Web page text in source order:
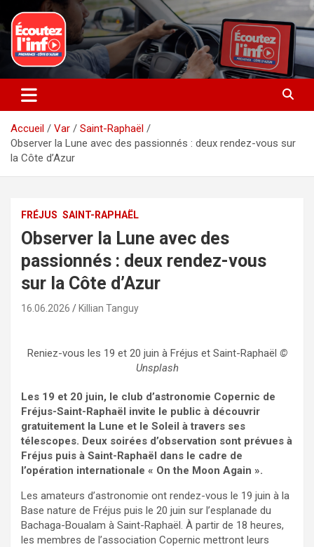
au
contenu
Ecoutez l’info
La radio du quotidien
Accueil Var
Saint-Raphaël
Observer la Lune avec des passionnés : deux rendez-vous sur
la Côte d’Azur
FRÉJUS SAINT-RAPHAËL
Observer la Lune avec des
passionnés : deux rendez-vous
sur la Côte d’Azur
16.06.2026 Killian Tanguy
Reniez-vous les 19 et 20 juin à Fréjus et Saint-Raphaël ©
Unsplash
Les 19 et 20 juin, le club d’astronomie Copernic de
Fréjus-Saint-Raphaël invite le public à découvrir
gratuitement la Lune et le Soleil à travers ses
télescopes. Deux soirées d’observation sont prévues à
Fréjus puis à Saint-Raphaël dans le cadre de
l’opération internationale « On the Moon Again ».
Les amateurs d’astronomie ont rendez-vous le 19 juin à la
Base nature de Fréjus puis le 20 juin sur l’esplanade du
Bachaga-Boualam à Saint-Raphaël. À partir de 18 heures,
les membres de l’association Copernic mettront leurs